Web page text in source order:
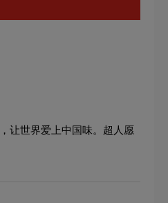
让世界爱上中国味。超人愿